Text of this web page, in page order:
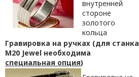
внутренней
стороне
золотого
кольца
Гравировка на ручках (для станка
M20 Jewel необходима
специальная опция)